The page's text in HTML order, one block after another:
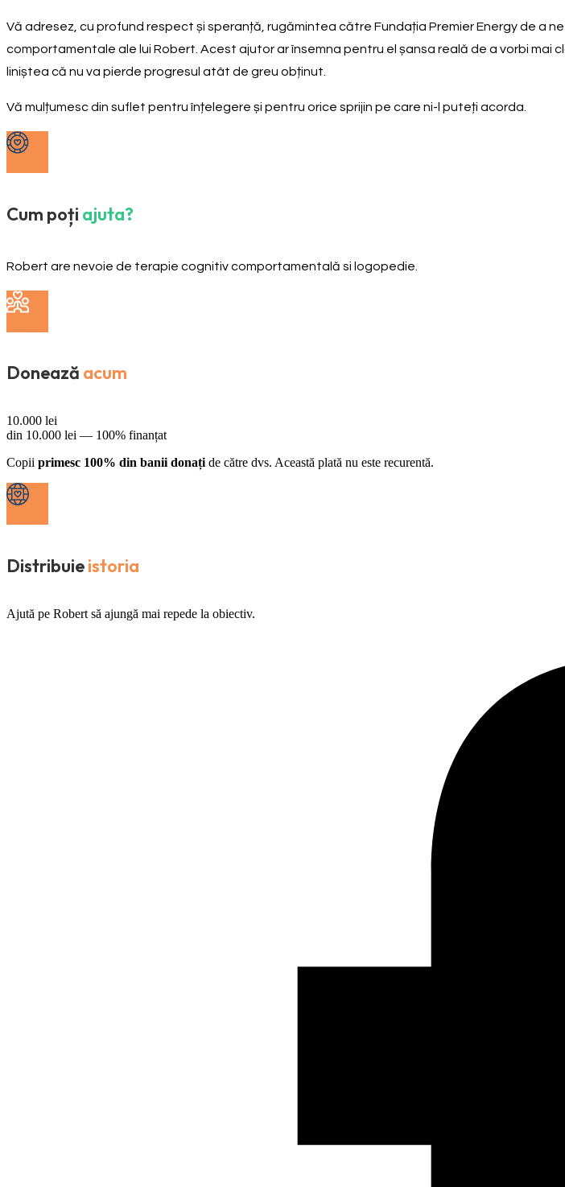
Vă adresez, cu profund respect și speranță, rugămintea către Fundația Premier Energy de a
comportamentale ale lui Robert. Acest ajutor ar însemna pentru el șansa reală de a vorbi mai
liniștea că nu va pierde progresul atât de greu obținut.
Vă mulțumesc din suflet pentru înțelegere și pentru orice sprijin pe care ni-l puteți acorda.
Cum poți ajuta?
Robert are nevoie de terapie cognitiv comportamentală si logopedie.
Donează acum
10.000 lei
din 10.000 lei — 100% finanțat
Copii primesc 100% din banii donați de către dvs. Această plată nu este recurentă.
Distribuieistoria
Ajută pe Robert să ajungă mai repede la obiectiv.